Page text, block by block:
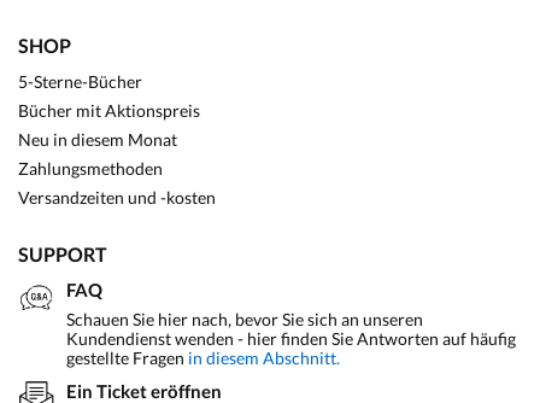
SHOP
5-Sterne-Bücher
Bücher mit Aktionspreis
Neu in diesem Monat
Zahlungsmethoden
Versandzeiten und -kosten
SUPPORT
FAQ
Schauen Sie hier nach, bevor Sie sich an unseren
Kundendienst wenden - hier finden Sie Antworten auf häufig
gestellte Fragen in diesem Abschnitt.
Ein Ticket eröffnen